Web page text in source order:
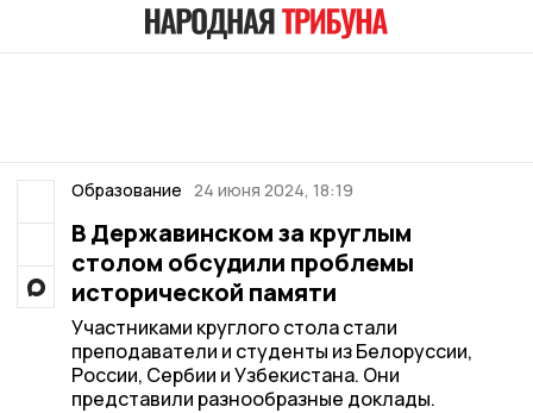
Образование 24 июня 2024, 18:19
В Державинском за круглым
столом обсудили проблемы
исторической памяти
Участниками круглого стола стали
преподаватели и студенты из Белоруссии,
России, Сербии и Узбекистана. Они
представили разнообразные доклады.